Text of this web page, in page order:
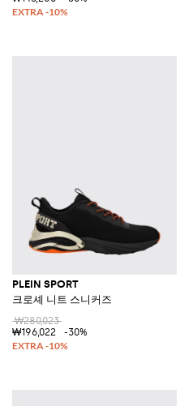
PLEIN SPORT
크로셰 니트 스니커즈
₩280,023
₩196,022
-30%